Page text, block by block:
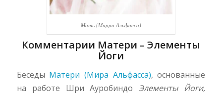
Мать (Мирра Альфасса)
Комментарии Матери – Элементы
Йоги
Беседы Матери (Мира Альфасса), основанные
на работе Шри АуробиндоЭлементы Йоги,